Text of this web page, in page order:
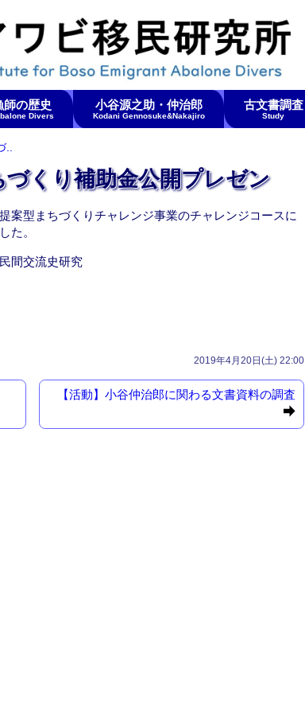
師の歴史
Divers
小谷源之助・仲治郎
Kodani Gennosuke&Nakajiro
古文書調査
Study
..
づくり補助金公開プレゼン
案型まちづくりチャレンジ事業のチャレンジコースに
た。
間交流史研究
2019年4月20日(土) 22:00
【活動】小谷仲治郎に関わる文書資料の調査